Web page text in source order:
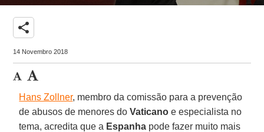
share
14 Novembro 2018
Hans Zollner, membro da comissão para a prevenção
de abusos de menores doVaticano e especialista no
tema, acredita que a Espanha pode fazer muito mais